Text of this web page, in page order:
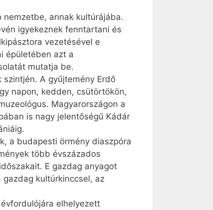
annak kultúrájába.
igyekeznek fenntartani és
vezetésével e
épületében azt a
mutatja be.
A gyűjtemény Erdő
napon, kedden, csütörtökön,
Magyarországon a
is nagy jelentőségű Kádár
a budapesti örmény diaszpóra
több évszázados
E gazdag anyagot
kultúrkinccsel, az
elhelyezett